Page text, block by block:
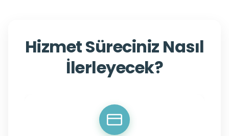
Hizmet Süreciniz Nasıl
İlerleyecek?